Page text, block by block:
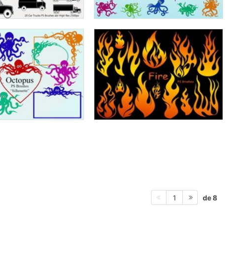
1 de 8